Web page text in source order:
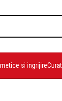
si ingrijire